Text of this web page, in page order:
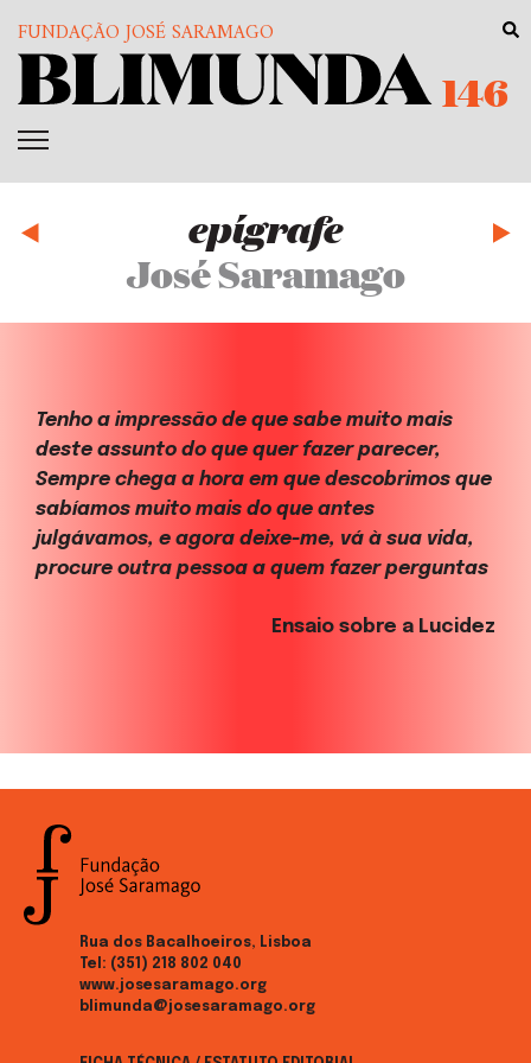
FUNDAÇÃO JOSÉ SARAMAGO
146
epígrafe
José Saramago
Tenho a impressão de que sabe muito mais
deste assunto do que quer fazer parecer,
Sempre chega a hora em que descobrimos que
sabíamos muito mais do que antes
julgávamos, e agora deixe-me, vá à sua vida,
procure outra pessoa a quem fazer perguntas
Ensaio sobre a Lucidez
Rua dos Bacalhoeiros, Lisboa
Tel: (351) 218 802 040
www.josesaramago.org
blimunda@josesaramago.org